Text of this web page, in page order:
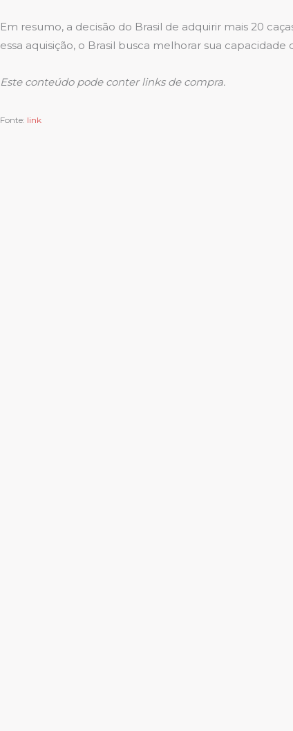
Em resumo, a decisão do Brasil de adquirir mais 20
essa aquisição, o Brasil busca melhorar sua
Este conteúdo pode conter links de compra.
Fonte: link